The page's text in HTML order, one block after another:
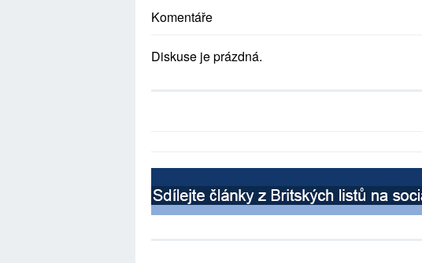
Komentáře
Diskuse je prázdná.